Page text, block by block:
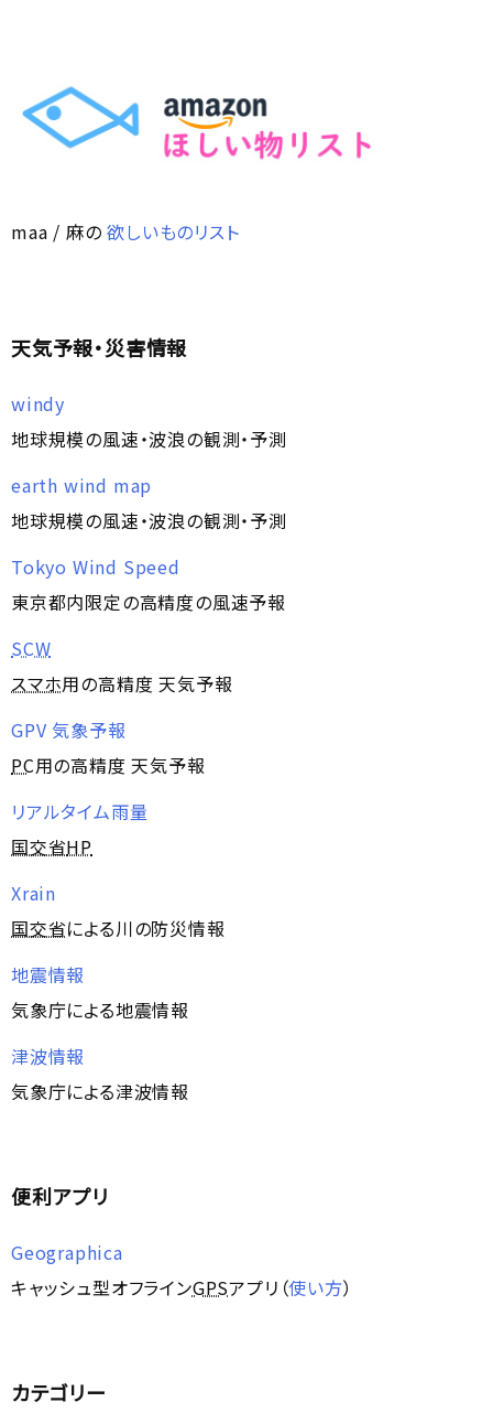
maa / 麻の欲しいものリスト
天気予報・災害情報
windy
地球規模の風速・波浪の観測・予測
earth wind map
地球規模の風速・波浪の観測・予測
Tokyo Wind Speed
東京都内限定の高精度の風速予報
SCW
スマホ用の高精度 天気予報
GPV 気象予報
PC用の高精度 天気予報
リアルタイム雨量
国交省HP
Xrain
国交省による川の防災情報
地震情報
気象庁による地震情報
津波情報
気象庁による津波情報
便利アプリ
Geographica
キャッシュ型オフラインGPSアプリ（使い方）
カテゴリー